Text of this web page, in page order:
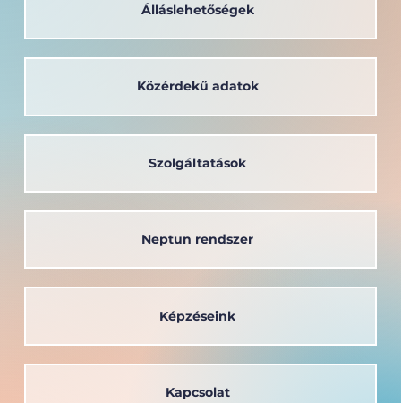
Álláslehetőségek
Neptun rendszer
Szolgáltatások
Kapcsolat
Közérdekű adatok
Képzéseink